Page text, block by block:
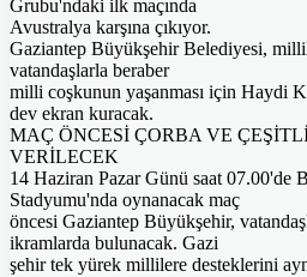
Grubu'ndaki ilk maçında
Avustralya karşına çıkıyor.
Gaziantep Büyükşehir Belediyesi,
vatandaşlarla beraber
milli coşkunun yaşanması için Haydi
dev ekran kuracak.
MAÇ ÖNCESİ ÇORBA VE
VERİLECEK
14 Haziran Pazar Günü saat 07.00'de
Stadyumu'nda oynanacak maç
öncesi Gaziantep Büyükşehir,
ikramlarda bulunacak. Gazi
şehir tek yürek millilere desteklerini